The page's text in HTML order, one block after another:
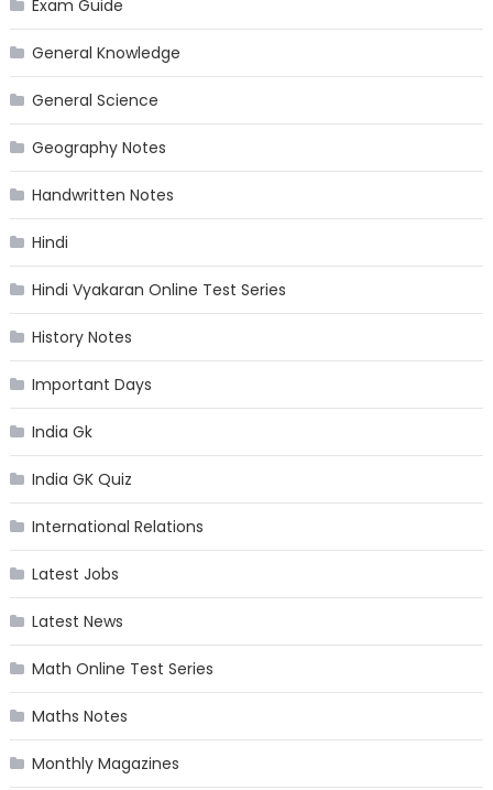
Exam Guide
General Knowledge
General Science
Geography Notes
Handwritten Notes
Hindi
Hindi Vyakaran Online Test Series
History Notes
Important Days
India Gk
India GK Quiz
International Relations
Latest Jobs
Latest News
Math Online Test Series
Maths Notes
Monthly Magazines